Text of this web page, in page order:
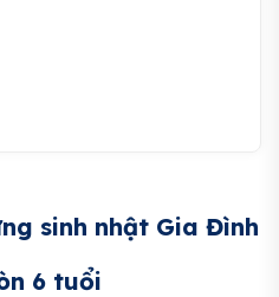
sinh nhật Gia Đình
6 tuổi